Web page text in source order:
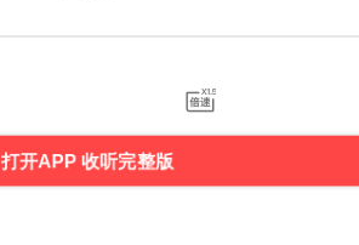
打开APP 收听完整版